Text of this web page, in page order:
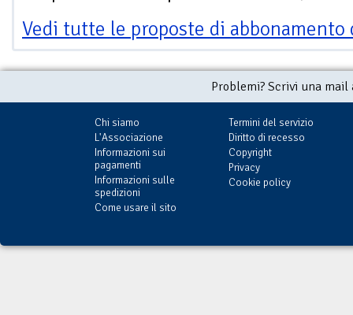
Vedi tutte le proposte di
Problemi? Scrivi una
Chi siamo
L'Associazione
Informazioni sui
pagamenti
Informazioni sulle
spedizioni
Come usare il sito
Termini del servizio
Diritto di recesso
Copyright
Privacy
Cookie policy